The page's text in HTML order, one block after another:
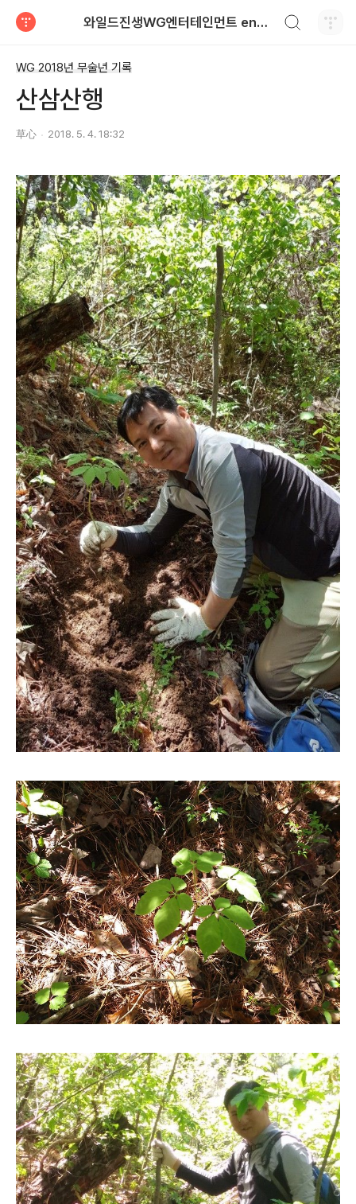
와일드진생WG엔터테인먼트 entertainment
WG 2018년 무술년 기록
산삼산행
草心 2018. 5. 4. 18:32